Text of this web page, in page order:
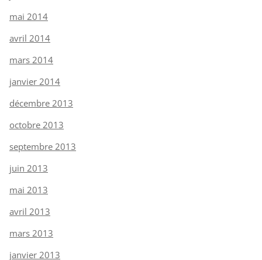
mai 2014
avril 2014
mars 2014
janvier 2014
décembre 2013
octobre 2013
septembre 2013
juin 2013
mai 2013
avril 2013
mars 2013
janvier 2013